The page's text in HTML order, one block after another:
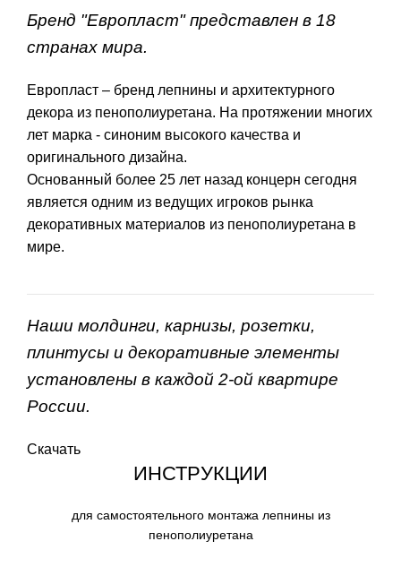
Бренд "Европласт" представлен в 18
странах мира.
Европласт – бренд лепнины и архитектурного
декора из пенополиуретана. На протяжении многих
лет марка - синоним высокого качества и
оригинального дизайна.
Основанный более 25 лет назад концерн сегодня
является одним из ведущих игроков рынка
декоративных материалов из пенополиуретана в
мире.
Наши молдинги, карнизы, розетки,
плинтусы и декоративные элементы
установлены в каждой 2-ой квартире
России.
Скачать
ИНСТРУКЦИИ
для самостоятельного монтажа лепнины из
пенополиуретана